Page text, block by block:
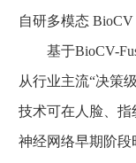
自研多模态 BioCV
基于BioCV-
从行业主流“决策
技术可在人脸、指
神经网络早期阶